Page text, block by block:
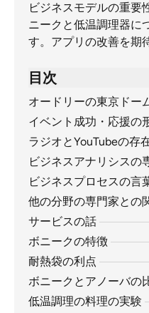
ビジネスモデルの重要
ニークと低温調理器に
す。アプリの改善を期
目次
オードリーの東京ドー
イベント成功・応援の
ラジオとYouTubeの存
ビジネスアナリシスの
ビジネスプロセスの言
他の分野の専門家との
サービスの話
ボニークの特徴
耐熱袋の利点
ボニークとアノーバの
低温調理の料理の実験